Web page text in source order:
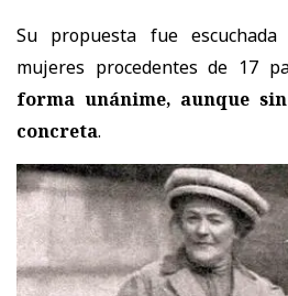
Su propuesta fue
mujeres procedentes de 17
forma unánime, aunque
concreta.